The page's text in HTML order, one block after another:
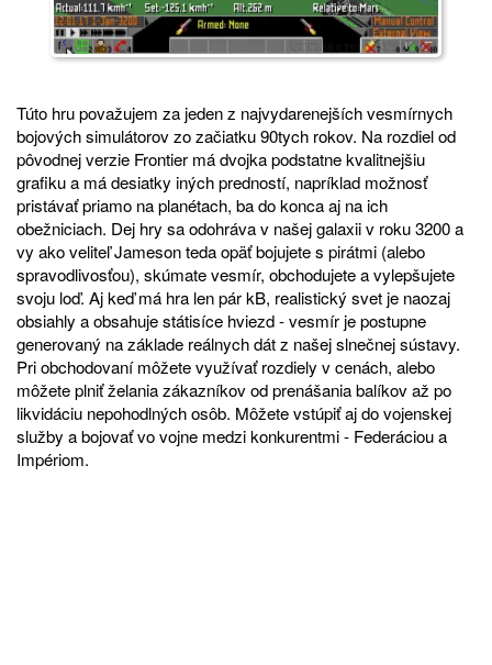
Túto hru považujem za jeden z najvydarenejších vesmírnych
bojových simulátorov zo začiatku 90tych rokov. Na rozdiel od
pôvodnej verzie Frontier má dvojka podstatne kvalitnejšiu
grafiku a má desiatky iných predností, napríklad možnosť
pristávať priamo na planétach, ba do konca aj na ich
obežniciach. Dej hry sa odohráva v našej galaxii v roku 3200 a
vy ako veliteľ Jameson teda opäť bojujete s pirátmi (alebo
spravodlivosťou), skúmate vesmír, obchodujete a vylepšujete
svoju loď. Aj keď má hra len pár kB, realistický svet je naozaj
obsiahly a obsahuje státisíce hviezd - vesmír je postupne
generovaný na základe reálnych dát z našej slnečnej sústavy.
Pri obchodovaní môžete využívať rozdiely v cenách, alebo
môžete plniť želania zákazníkov od prenášania balíkov až po
likvidáciu nepohodlných osôb. Môžete vstúpiť aj do vojenskej
služby a bojovať vo vojne medzi konkurentmi - Federáciou a
Impériom.